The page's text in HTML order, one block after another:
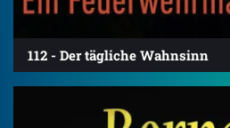
112 - Der tägliche Wahnsinn